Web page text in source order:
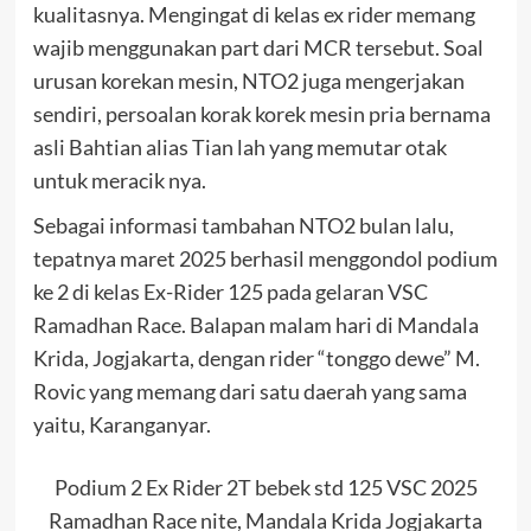
kualitasnya. Mengingat di kelas ex rider memang
wajib menggunakan part dari MCR tersebut. Soal
urusan korekan mesin, NTO2 juga mengerjakan
sendiri, persoalan korak korek mesin pria bernama
asli Bahtian alias Tian lah yang memutar otak
untuk meracik nya.
Sebagai informasi tambahan NTO2 bulan lalu,
tepatnya maret 2025 berhasil menggondol podium
ke 2 di kelas Ex-Rider 125 pada gelaran VSC
Ramadhan Race. Balapan malam hari di Mandala
Krida, Jogjakarta, dengan rider “tonggo dewe” M.
Rovic yang memang dari satu daerah yang sama
yaitu, Karanganyar.
Podium 2 Ex Rider 2T bebek std 125 VSC 2025
Ramadhan Race nite, Mandala Krida Jogjakarta